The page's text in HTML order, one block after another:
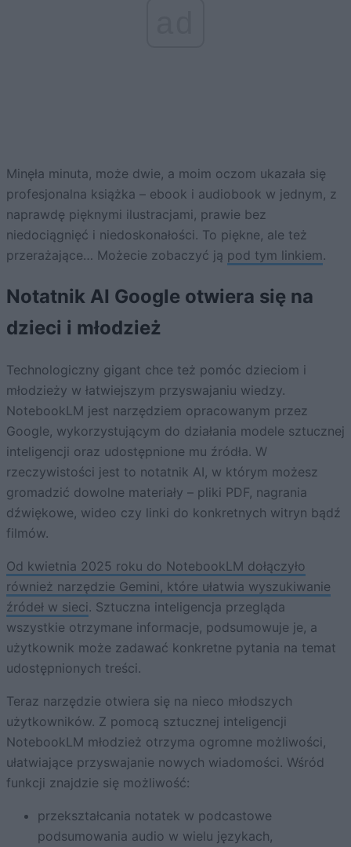
Minęła minuta, może dwie, a moim oczom ukazała się
profesjonalna książka – ebook i audiobook w jednym, z
naprawdę pięknymi ilustracjami, prawie bez
niedociągnięć i niedoskonałości. To piękne, ale też
przerażające… Możecie zobaczyć ją pod tym linkiem.
Notatnik AI Google otwiera się na
dzieci i młodzież
Technologiczny gigant chce też pomóc dzieciom i
młodzieży w łatwiejszym przyswajaniu wiedzy.
NotebookLM jest narzędziem opracowanym przez
Google, wykorzystującym do działania modele sztucznej
inteligencji oraz udostępnione mu źródła. W
rzeczywistości jest to notatnik AI, w którym możesz
gromadzić dowolne materiały – pliki PDF, nagrania
dźwiękowe, wideo czy linki do konkretnych witryn bądź
filmów.
Od kwietnia 2025 roku do NotebookLM dołączyło
również narzędzie Gemini, które ułatwia wyszukiwanie
źródeł w sieci. Sztuczna inteligencja przegląda
wszystkie otrzymane informacje, podsumowuje je, a
użytkownik może zadawać konkretne pytania na temat
udostępnionych treści.
Teraz narzędzie otwiera się na nieco młodszych
użytkowników. Z pomocą sztucznej inteligencji
NotebookLM młodzież otrzyma ogromne możliwości,
ułatwiające przyswajanie nowych wiadomości. Wśród
funkcji znajdzie się możliwość:
przekształcania notatek w podcastowe
podsumowania audio w wielu językach,